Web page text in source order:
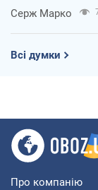
Серж Марко
Всі думки
Про компанію